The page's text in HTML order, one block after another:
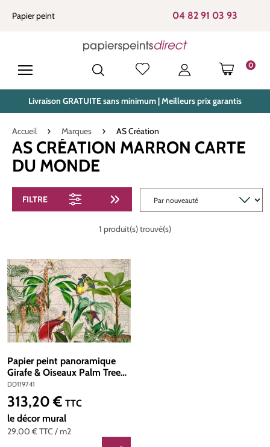
principal
Papier peint 04 82 91 03 93
0
LE
Livraison GRATUITE sans minimum | Meilleurs prix garantis
Accueil Marques AS Création
AS CRÉATION MARRON CARTE
DU MONDE
FILTRE
1 produit(s) trouvé(s)
Papier peint panoramique
Girafe & Oiseaux Palm Tree
Map - Référence DD119741 -
Intissé 200g/m2 - Standard
400 x 270
DD119741
29,00 €TTC / m2
Prix régulier :
313,20 € TTC
le décor mural